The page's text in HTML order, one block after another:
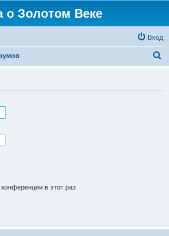
о Золотом Веке
Вход
в этот раз